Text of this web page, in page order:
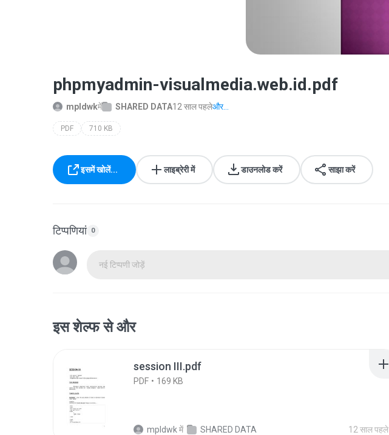
phpmyadmin-visualmedia.web.id.pdf
mpldwkमें SHARED DATA12 साल पहलेऔर...
PDF 710 KB
इसमें खोलें... लाइब्रेरी में डाउनलोड करें साझा करें
टिप्पणियां 0
नई टिप्पणी जोड़ें
इस शेल्फ से और
session III.pdf
PDF 169 KB
mpldwkमें SHARED DATA 12 साल पहले